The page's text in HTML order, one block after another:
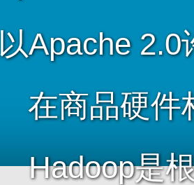
以Apache
在商品硬件
Hadoop是